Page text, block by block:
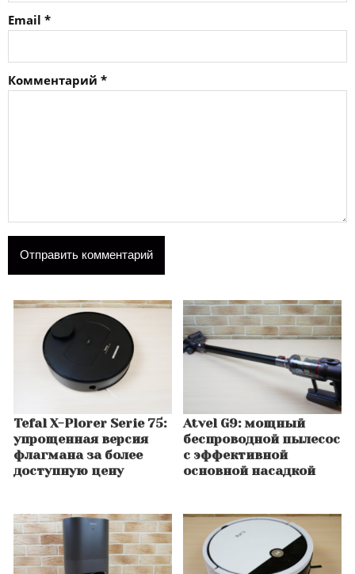
Email *
Комментарий *
Tefal X-Plorer Serie 75:
упрощенная версия
флагмана за более
доступную цену
Atvel G9: мощный
беспроводной пылесос
с эффективной
основной насадкой